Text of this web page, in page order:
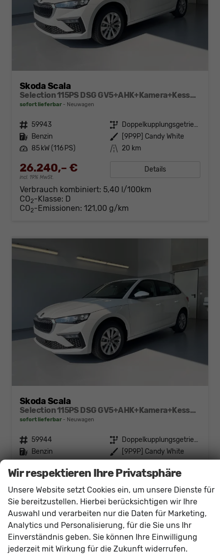
Skoda Scala
Selection 115PS DSG GV5+AHK+Kamera+Kessy+PDC+Sitzheiz+Alu16+Climatronic
sofort lieferbar Neuwagen
Fahrzeugnr. 59943 Getriebe
Doppelkupplungsgetriebe (DSG)
Kraftstoff Benzin Außenfarbe
[9P9P] Candy White
Leistung 85 kW (116 PS) Kilometerstand 20 km
26.240,– €
incl. 19% MwSt.
Details
Verbrauch kombiniert: 5,40 l/100km
CO2-Klasse: D
CO2-Emissionen: 121,00 g/km
Skoda Scala
Selection 115PS DSG GV5+AHK+Kamera+Kessy+PDC+Sitzheiz+Alu16+Climatronic
sofort lieferbar Neuwagen
Fahrzeugnr. 59944 Getriebe
Doppelkupplungsgetriebe (DSG)
Kraftstoff Benzin Außenfarbe
[9P9P] Candy White
26.240,– €
incl. 19% MwSt.
Verbrauch kombiniert:5,40 l/100km
CO2-Klasse: D
CO2-Emissionen:121,00 g/km
Wir respektieren Ihre Privatsphäre
Unsere Website setzt Cookies ein, um unsere Dienste für
Sie bereitzustellen. Hierbei berücksichtigen wir Ihre
Auswahl und verarbeiten nur die Daten für Marketing,
Analytics und Personalisierung, für die Sie uns Ihr
Einverständnis geben. Sie können Ihre Einwilligung
jederzeit mit Wirkung für die Zukunft widerrufen.